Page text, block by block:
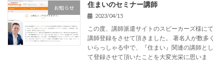
お知らせ 住まいのセミナー講師
2023/04/15
この度、講師派遣サイトのスピーカーズ様にて
講師登録をさせて頂きました。 著名人が数多く
いらっしゃる中で、『住まい』関連の講師とし
て登録させて頂いたことを大変光栄に思いま